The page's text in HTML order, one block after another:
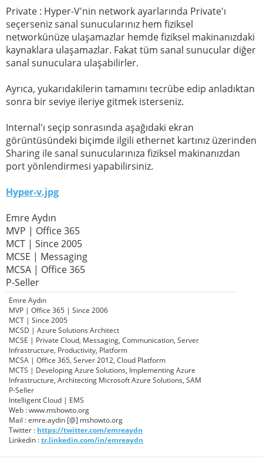
Private : Hyper-V'nin network ayarlarında Private'ı
seçerseniz sanal sunucularınız hem fiziksel
networkünüze ulaşamazlar hemde fiziksel makinanızdaki
kaynaklara ulaşamazlar. Fakat tüm sanal sunucular diğer
sanal sunuculara ulaşabilirler.
Ayrıca, yukarıdakilerin tamamını tecrübe edip anladıktan
sonra bir seviye ileriye gitmek isterseniz.
Internal'ı seçip sonrasında aşağıdaki ekran
görüntüsündeki biçimde ilgili ethernet kartınız üzerinden
Sharing ile sanal sunucularınıza fiziksel makinanızdan
port yönlendirmesi yapabilirsiniz.
Hyper-v.jpg
Emre Aydın
MVP | Office 365
MCT | Since 2005
MCSE | Messaging
MCSA | Office 365
P-Seller
Emre Aydın
MVP | Office 365 | Since 2006
MCT | Since 2005
MCSD | Azure Solutions Architect
MCSE | Private Cloud, Messaging, Communication, Server
Infrastructure, Productivity, Platform
MCSA | Office 365, Server 2012, Cloud Platform
MCTS | Developing Azure Solutions, Implementing Azure
Infrastructure, Architecting Microsoft Azure Solutions, SAM
P-Seller
Intelligent Cloud | EMS
Web : www.mshowto.org
Mail : emre.aydin [@] mshowto.org
Twitter : https://twitter.com/emreaydn
Linkedin :tr.linkedin.com/in/emreaydn